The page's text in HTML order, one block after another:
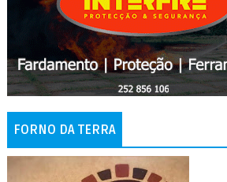
FORNO DA TERRA